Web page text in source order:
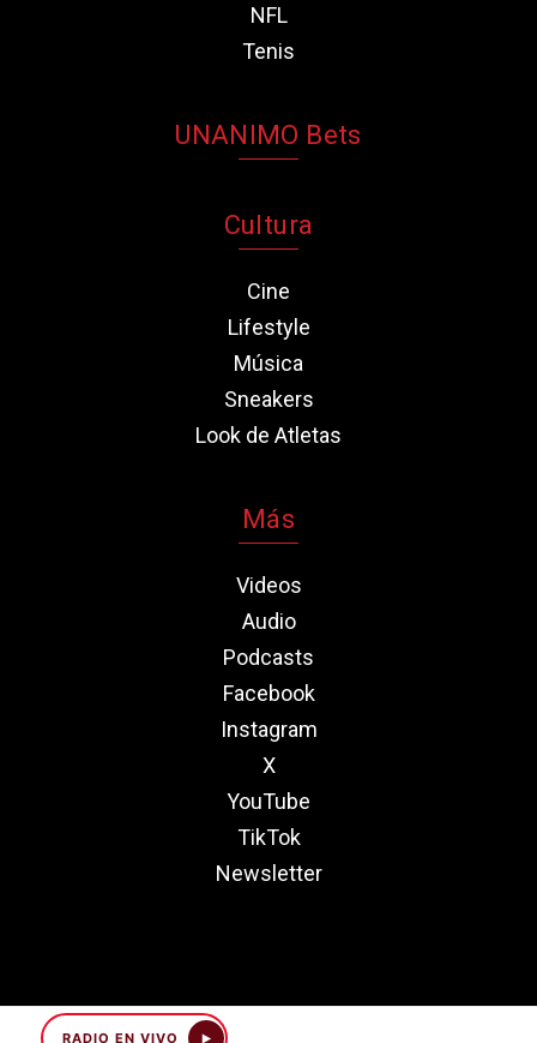
RADIO EN VIVO
NFL
Tenis
UNANIMO Bets
Cultura
Cine
Lifestyle
Música
Sneakers
Look de Atletas
Más
Videos
Audio
Podcasts
Facebook
Instagram
X
YouTube
TikTok
Newsletter